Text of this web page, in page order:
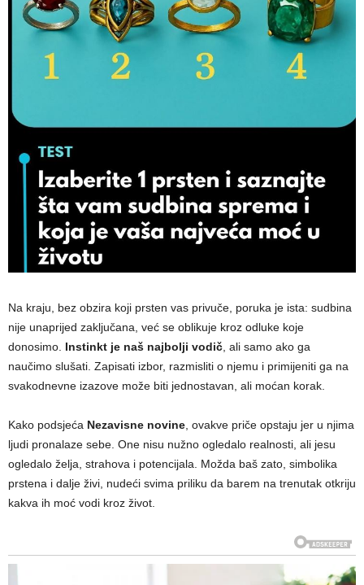
Na kraju, bez obzira koji prsten vas privuče, poruka je ista: sudbina
nije unaprijed zaključana, već se oblikuje kroz odluke koje
donosimo. Instinkt je naš najbolji vodič , ali samo ako ga
naučimo slušati. Zapisati izbor, razmisliti o njemu i primijeniti ga na
svakodnevne izazove može biti jednostavan, ali moćan korak.
Kako podsjeća Nezavisne novine , ovakve priče opstaju jer u njima
ljudi pronalaze sebe. One nisu nužno ogledalo realnosti, ali jesu
ogledalo želja, strahova i potencijala. Možda baš zato, simbolika
prstena i dalje živi, nudeći svima priliku da barem na trenutak otkriju
kakva ih moć vodi kroz život.